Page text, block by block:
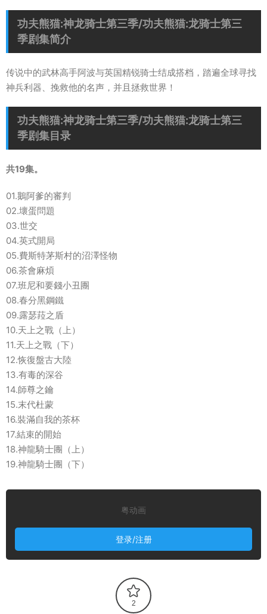
功夫熊猫:神龙骑士第三季/功夫熊猫:龙骑士第三
季剧集简介
传说中的武林高手阿波与英国精锐骑士结成搭档，踏遍全球寻找
神兵利器、挽救他的名声，并且拯救世界！
功夫熊猫:神龙骑士第三季/功夫熊猫:龙骑士第三
季剧集目录
共19集。
01.鵝阿爹的審判
02.壞蛋問題
03.世交
04.英式開局
05.費斯特茅斯村的沼澤怪物
06.茶會麻煩
07.班尼和要錢小丑團
08.春分黑鋼鐵
09.露瑟菈之盾
10.天上之戰（上）
11.天上之戰（下）
12.恢復盤古大陸
13.有毒的深谷
14.師尊之鑰
15.末代杜蒙
16.裝滿自我的茶杯
17.結束的開始
18.神龍騎士團（上）
19.神龍騎士團（下）
粤动画
登录/注册
2